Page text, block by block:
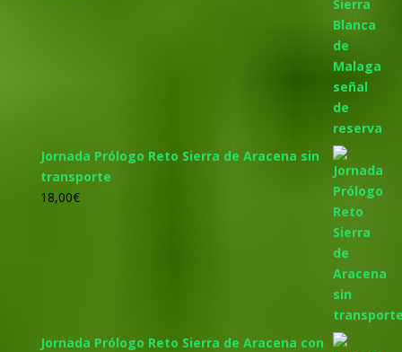
Jornada Prólogo Reto Sierra de Aracena sin
transporte
18,00€
Jornada Prólogo Reto Sierra de Aracena con